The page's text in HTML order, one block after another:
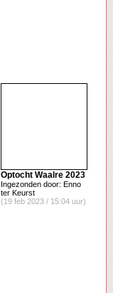
Optocht Waalre 2023
Ingezonden door: Enno
ter Keurst
(19 feb 2023 / 15:04 uur)